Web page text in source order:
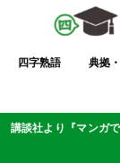
四字熟語 典拠
講談社より『マンガ